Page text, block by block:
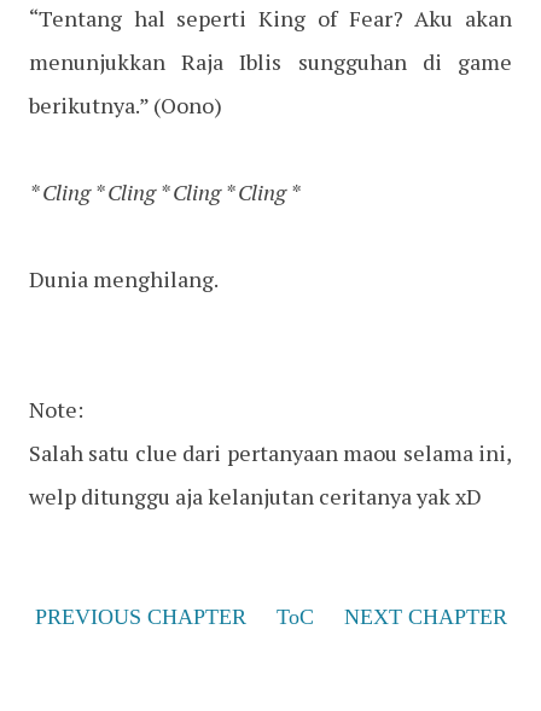
“Tentang hal seperti King of Fear? Aku akan
menunjukkan Raja Iblis sungguhan di game
berikutnya.” (Oono)
* Cling * Cling * Cling * Cling *
Dunia menghilang.
Note:
Salah satu clue dari pertanyaan maou selama ini,
welp ditunggu aja kelanjutan ceritanya yak xD
PREVIOUS CHAPTER ToC NEXT CHAPTER